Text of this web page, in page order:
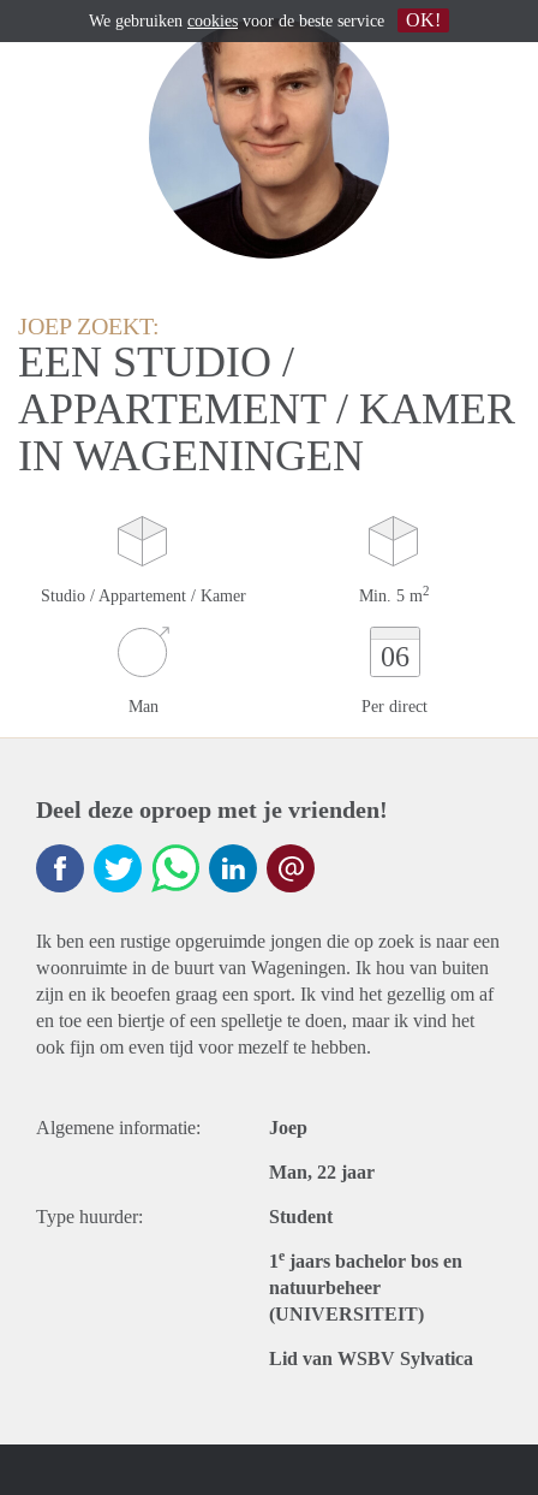
JOEP ZOEKT:
EEN STUDIO /
APPARTEMENT / KAMER
IN WAGENINGEN
Studio / Appartement / Kamer Min. 5 m2
Man
06
Per direct
Deel deze oproep met je vrienden!
Ik ben een rustige opgeruimde jongen die op zoek is naar een
woonruimte in de buurt van Wageningen. Ik hou van buiten
zijn en ik beoefen graag een sport. Ik vind het gezellig om af
en toe een biertje of een spelletje te doen, maar ik vind het
ook fijn om even tijd voor mezelf te hebben.
Algemene informatie: Joep
Man, 22 jaar
Type huurder: Student
1e jaars bachelor bos en
natuurbeheer
(UNIVERSITEIT)
Lid van WSBV Sylvatica
We gebruiken cookies voor de beste service OK!